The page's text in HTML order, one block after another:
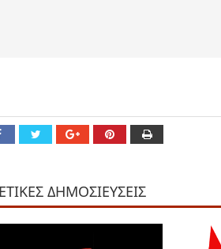
ΔΗΜΟΣΙΕΥΣΕΙΣ